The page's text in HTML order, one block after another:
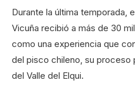
Durante la última temporada,
Vicuña recibió a más de 30
como una experiencia que
del pisco chileno, su proceso
del Valle del Elqui.